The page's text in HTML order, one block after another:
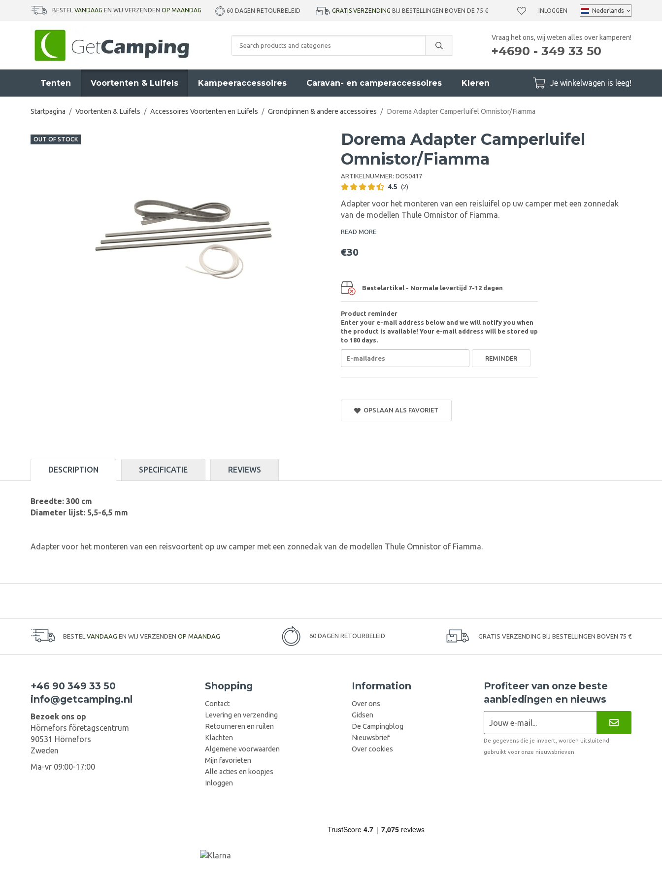
BESTEL VANDAAG EN WIJ VERZENDEN OP MAANDAG 60 DAGEN RETOURBELEID GRATIS VERZENDING BIJ BESTELLINGEN BOVEN DE 75 € INLOGGEN
Vraag het ons, wij weten alles over kamperen!
+4690 - 349 33 50
Tenten Voortenten & Luifels Kampeeraccessoires Caravan- en camperaccessoires Kleren Je winkelwagen is leeg!
Startpagina / Voortenten & Luifels / Accessoires Voortenten en Luifels / Grondpinnen & andere accessoires / Dorema Adapter Camperluifel Omnistor/Fiamma
OUT OF STOCK
Dorema Adapter Camperluifel
Omnistor/Fiamma
ARTIKELNUMMER: DO50417
4.5 (2)
Adapter voor het monteren van een reisluifel op uw camper met een zonnedak
van de modellen Thule Omnistor of Fiamma.
READ MORE
€30
Bestelartikel - Normale levertijd 7-12 dagen
Product reminder
Enter your e-mail address below and we will notify you when
the product is available! Your e-mail address will be stored up
to 180 days.
REMINDER
OPSLAAN ALS FAVORIET
DESCRIPTION SPECIFICATIE REVIEWS
Breedte: 300 cm
Diameter lijst: 5,5-6,5 mm
Adapter voor het monteren van een reisvoortent op uw camper met een zonnedak van de modellen Thule Omnistor of Fiamma.
BESTEL VANDAAG EN WIJ VERZENDEN OP MAANDAG 60 DAGEN RETOURBELEID GRATIS VERZENDING BIJ BESTELLINGEN BOVEN 75 €
+46 90 349 33 50
info@getcamping.nl
Bezoek ons op
Hörnefors företagscentrum
90531 Hörnefors
Zweden
Ma-vr 09:00-17:00
Shopping
Contact
Levering en verzending
Retourneren en ruilen
Klachten
Algemene voorwaarden
Mijn favorieten
Alle acties en koopjes
Inloggen
Information
Over ons
Gidsen
De Campingblog
Nieuwsbrief
Over cookies
Profiteer van onze beste
aanbiedingen en nieuws
De gegevens die je invoert, worden uitsluitend
gebruikt voor onze nieuwsbrieven.